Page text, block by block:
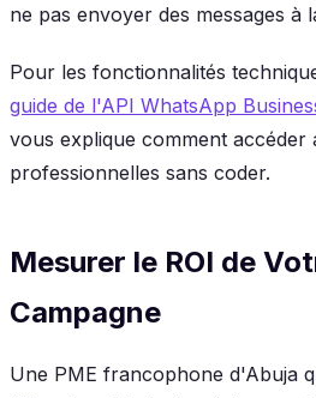
ne pas envoyer des messages à
Pour les fonctionnalités
guide de l'API WhatsApp
vous explique comment accéder
professionnelles sans coder.
Mesurer le ROI de
Campagne
Une PME francophone d'Abuja